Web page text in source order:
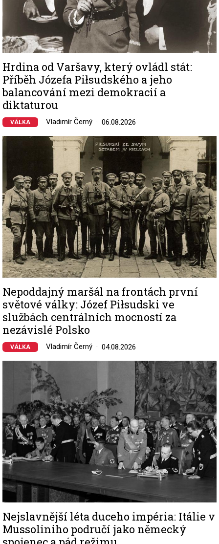
Hrdina od Varšavy, který ovládl stát:
Příběh Józefa Piłsudského a jeho
balancování mezi demokracií a
diktaturou
VÁLKA Vladimír Černý 06.08.2026
Image
Nepoddajný maršál na frontách první
světové války: Józef Piłsudski ve
službách centrálních mocností za
nezávislé Polsko
VÁLKA Vladimír Černý 04.08.2026
Nejslavnější léta duceho impéria: Itálie v
Mussoliniho područí jako německý